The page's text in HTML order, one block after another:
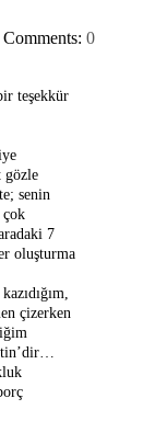
Comments: 0
teşekkür
gözle
senin
çok
7
oluşturma
çizerken